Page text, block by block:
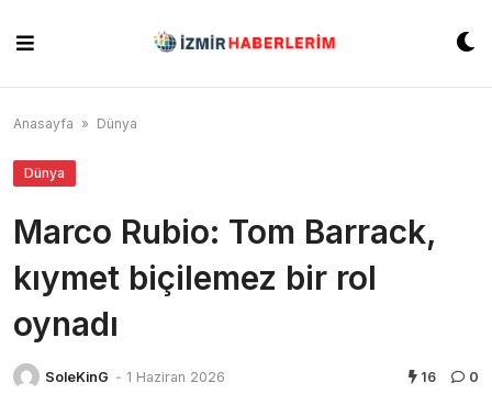
content
Anasayfa » Dünya
Dünya
Marco Rubio: Tom Barrack,
kıymet biçilemez bir rol
oynadı
SoleKinG - 1 Haziran 2026 16 0